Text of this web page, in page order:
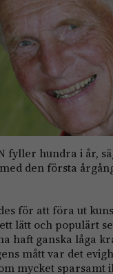
fyller hundra i år,
den första
för att föra ut
lätt och populärt
haft ganska låga
mått var det
mycket sparsamt